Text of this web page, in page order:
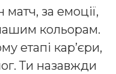
за емоції,
кольорам.
етапі кар’єри,
Ти назавжди